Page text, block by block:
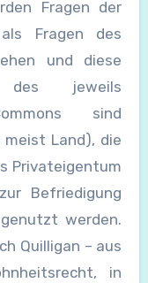
Fragen der
Fragen des
und diese
des jeweils
sind
meist Land), die
Privateigentum
Befriedigung
werden.
Quilligan – aus
in